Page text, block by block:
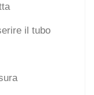
il tubo